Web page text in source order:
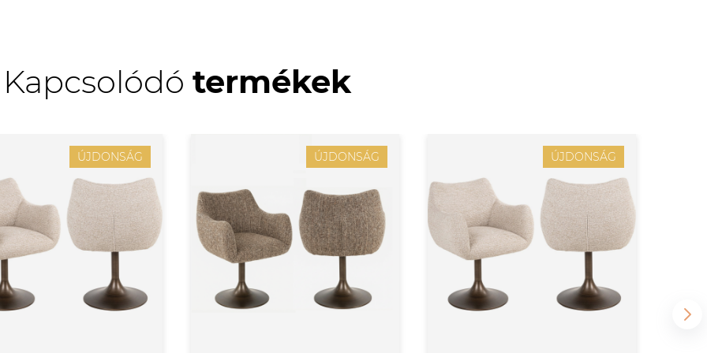
Kapcsolódó termékek
ÚJDONSÁG ÚJDONSÁG ÚJDONSÁG